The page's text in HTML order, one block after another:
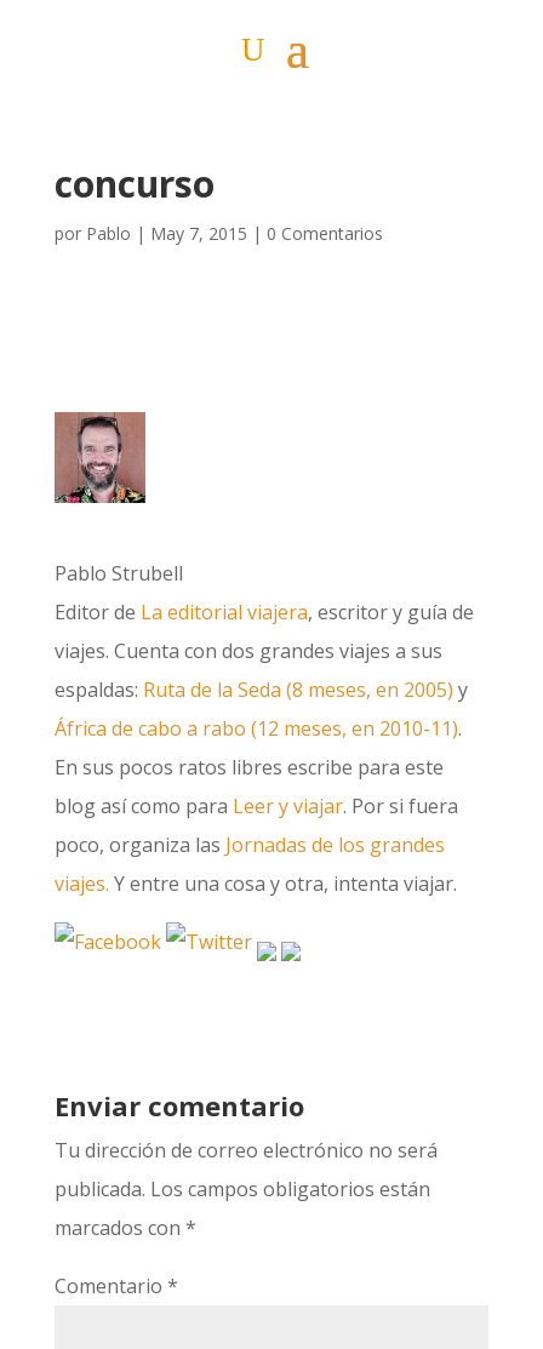
concurso
por Pablo | May 7, 2015 | 0 Comentarios
Pablo Strubell
Editor de La editorial viajera, escritor y guía de
viajes. Cuenta con dos grandes viajes a sus
espaldas: Ruta de la Seda (8 meses, en 2005) y
África de cabo a rabo (12 meses, en 2010-11).
En sus pocos ratos libres escribe para este
blog así como para Leer y viajar. Por si fuera
poco, organiza las Jornadas de los grandes
viajes. Y entre una cosa y otra, intenta viajar.
Enviar comentario
Tu dirección de correo electrónico no será
publicada. Los campos obligatorios están
marcados con *
Comentario *